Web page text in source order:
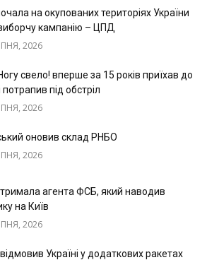
на окупованих територіях України
кампанію – ЦПД
2026
свело! вперше за 15 років приїхав до
потрапив під обстріл
2026
оновив склад РНБО
2026
агента ФСБ, який наводив
на Київ
2026
Україні у додаткових ракетах